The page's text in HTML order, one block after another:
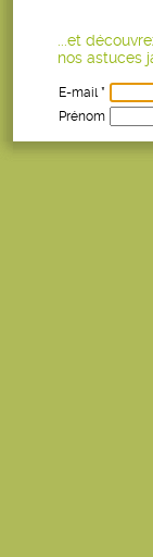
...et
nos astuces
E-mail *
Prénom
Age